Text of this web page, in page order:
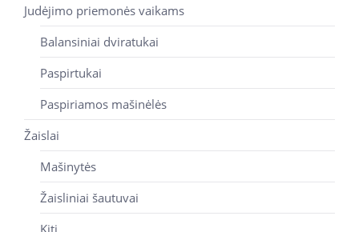
Judėjimo priemonės vaikams
Balansiniai dviratukai
Paspirtukai
Paspiriamos mašinėlės
Žaislai
Mašinytės
Žaisliniai šautuvai
Kiti